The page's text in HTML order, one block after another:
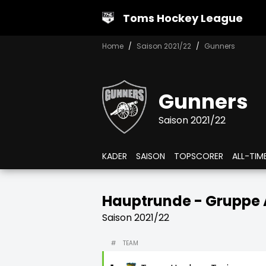
Toms Hockey League
Home Saison 2021/22 Gunners
Gunners
Saison 2021/22
KADER SAISON TOPSCORER ALL-
Hauptrunde - Gruppe
Saison 2021/22
# TEAM